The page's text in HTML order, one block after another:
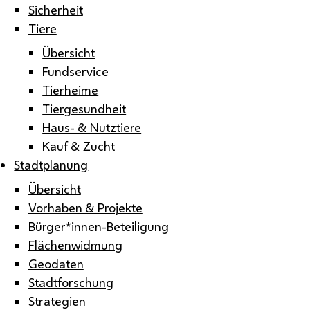
Sicherheit
Tiere
Übersicht
Fundservice
Tierheime
Tiergesundheit
Haus- & Nutztiere
Kauf & Zucht
Stadtplanung
Übersicht
Vorhaben & Projekte
Bürger*innen-Beteiligung
Flächenwidmung
Geodaten
Stadtforschung
Strategien